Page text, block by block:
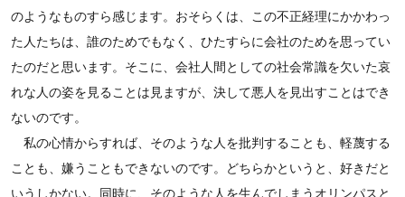
のようなものすら感じます。おそらくは、この不正経理にかかわっ
た人たちは、誰のためでもなく、ひたすらに会社のためを思ってい
たのだと思います。そこに、会社人間としての社会常識を欠いた哀
れな人の姿を見ることは見ますが、決して悪人を見出すことはでき
ないのです。
私の心情からすれば、そのような人を批判することも、軽蔑する
ことも、嫌うこともできないのです。どちらかというと、好きだと
いうしかない。同時に、そのような人を生んでしまうオリンパスと